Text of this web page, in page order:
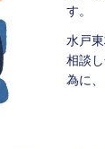
す。
水戸
相談
為に